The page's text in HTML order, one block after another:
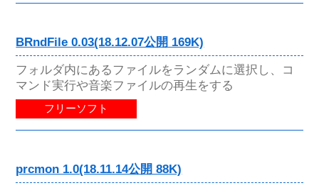
BRndFile 0.03(18.12.07公開 169K)
フォルダ内にあるファイルをランダムに選択し、コ
マンド実行や音楽ファイルの再生をする
フリーソフト
prcmon 1.0(18.11.14公開 88K)